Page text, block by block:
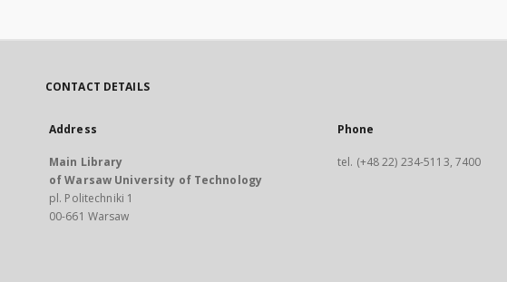
CONTACT DETAILS
Address
Main Library
of Warsaw University of Technology
pl. Politechniki 1
00-661 Warsaw
Phone
tel. (+48 22) 234-5113, 7400